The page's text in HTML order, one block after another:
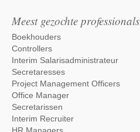
Meest gezochte professionals
Boekhouders
Controllers
Interim Salarisadministrateur
Secretaresses
Project Management Officers
Office Manager
Secretarissen
Interim Recruiter